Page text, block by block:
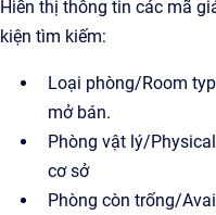
Hiển thị thông tin các mã
kiện tìm kiếm:
Loại phòng/Room
mở bán.
Phòng vật lý/
cơ sở
Phòng còn trống/